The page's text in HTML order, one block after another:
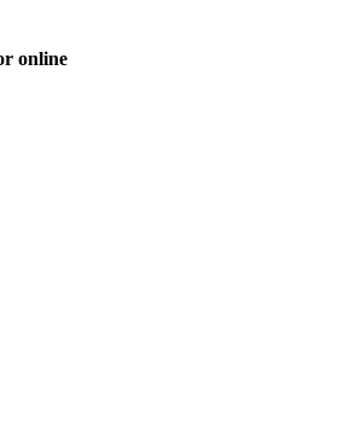
online